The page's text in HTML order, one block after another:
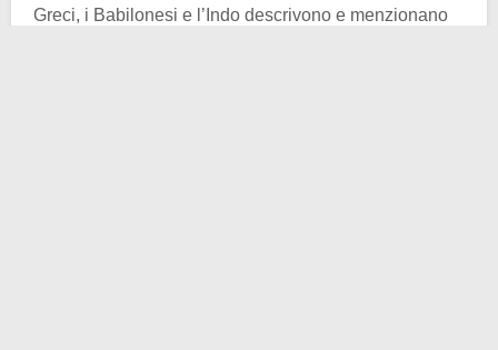
Greci, i Babilonesi e l’Indo descrivono e menzionano